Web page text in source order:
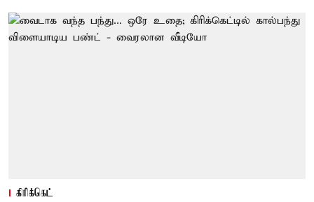
கிரிக்கெட்